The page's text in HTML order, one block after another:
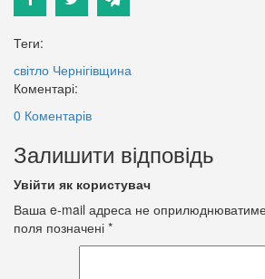
Теги:
світло Чернігівщина
Коментарі:
0 Коментарів
Залишити відповідь
Увійти як користувач
Ваша e-mail адреса не
поля позначені *